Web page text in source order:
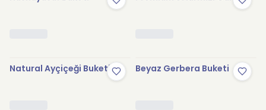
Natural Ayçiçeği Buketi Beyaz Gerbera Buketi